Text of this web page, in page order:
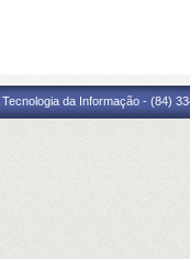
da Informação - (84)